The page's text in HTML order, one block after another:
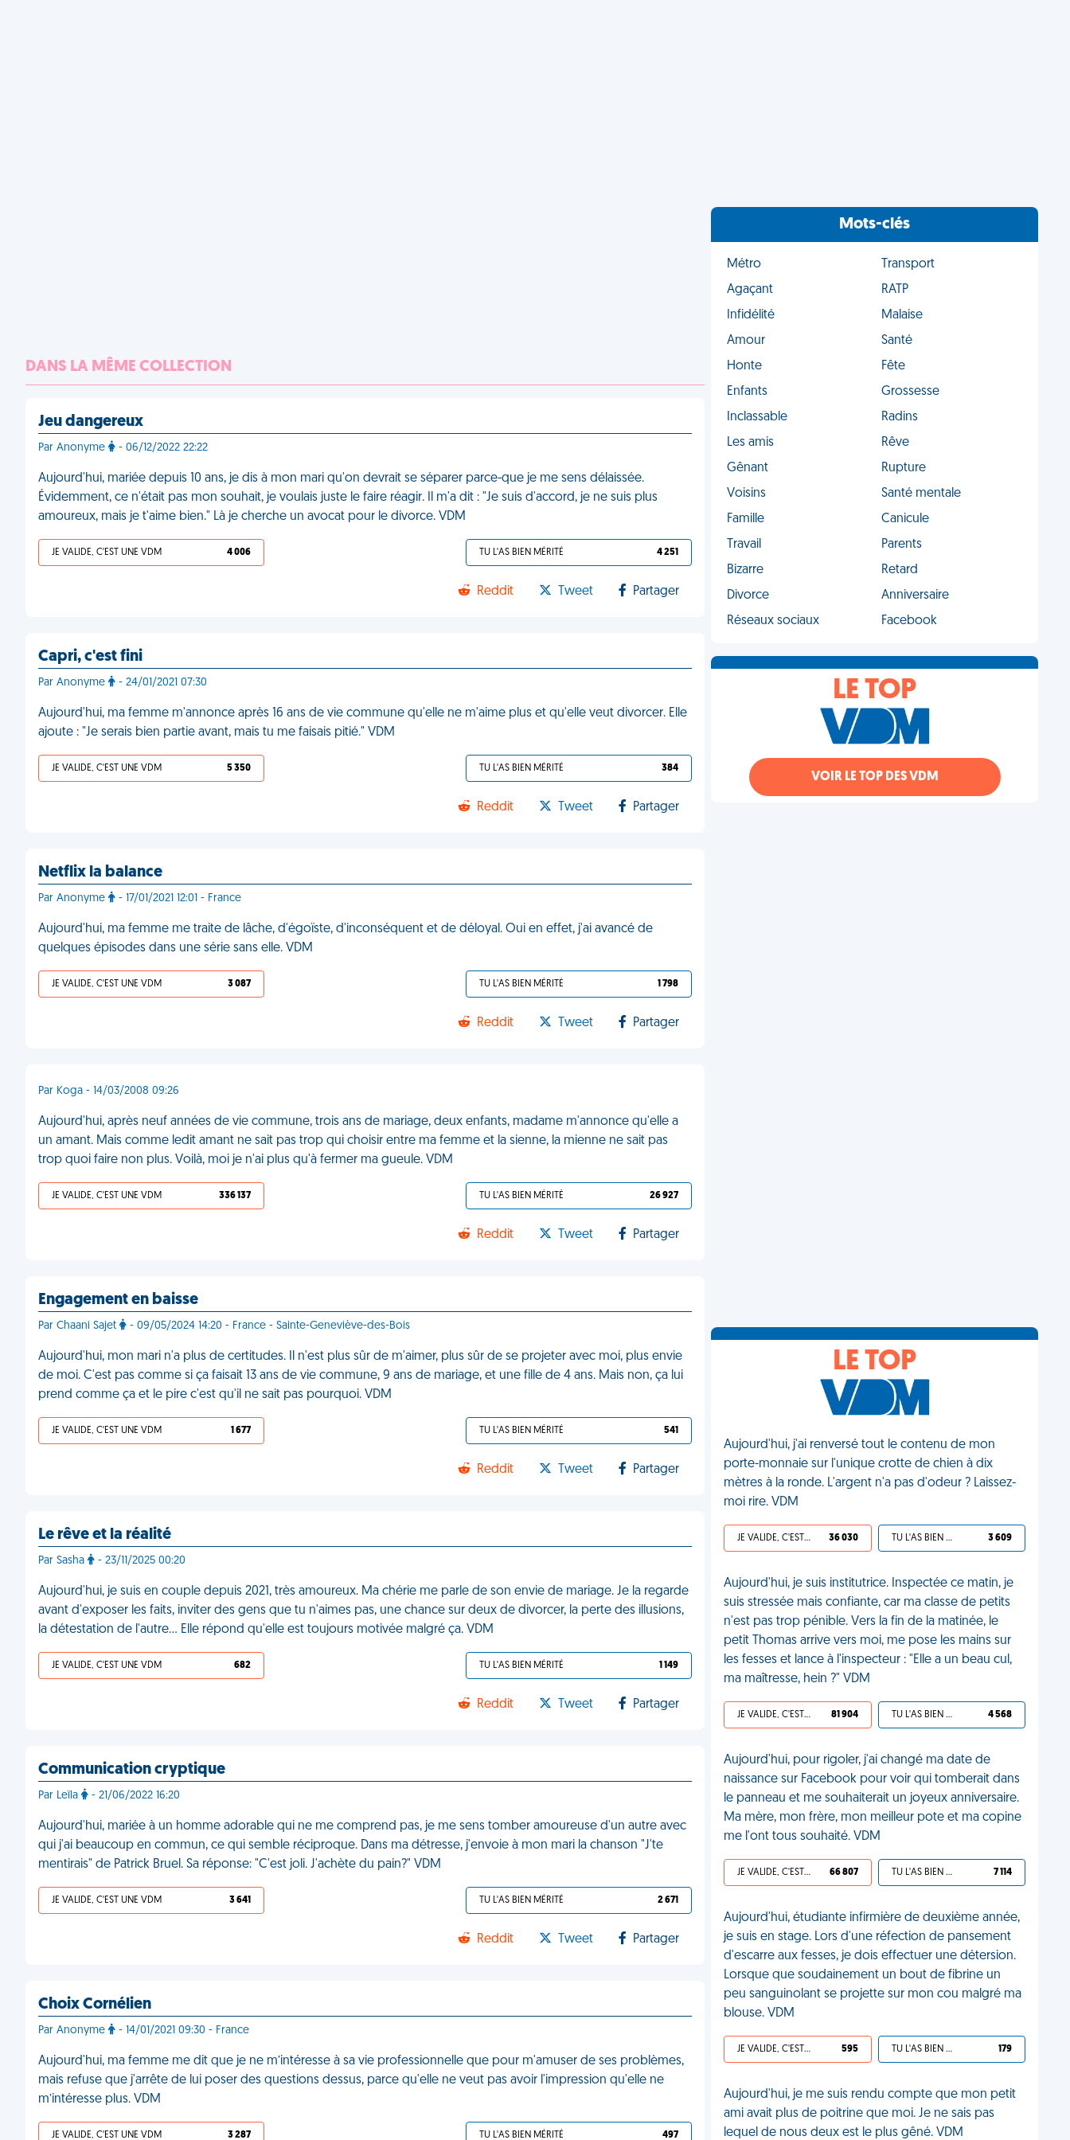
DANS LA MÊME COLLECTION
Jeu dangereux
Par Anonyme - 06/12/2022 22:22
Aujourd'hui, mariée depuis 10 ans, je dis à mon mari qu'on devrait se séparer parce-que je me sens délaissée.
Évidemment, ce n'était pas mon souhait, je voulais juste le faire réagir. Il m'a dit : "Je suis d'accord, je ne suis plus
amoureux, mais je t'aime bien." Là je cherche un avocat pour le divorce. VDM
JE VALIDE, C'EST UNE VDM 4 006 TU L'AS BIEN MÉRITÉ 4 251
Reddit Tweet Partager
Capri, c'est fini
Par Anonyme - 24/01/2021 07:30
Aujourd'hui, ma femme m'annonce après 16 ans de vie commune qu'elle ne m'aime plus et qu'elle veut divorcer. Elle
ajoute : "Je serais bien partie avant, mais tu me faisais pitié." VDM
JE VALIDE, C'EST UNE VDM 5 350 TU L'AS BIEN MÉRITÉ 384
Reddit Tweet Partager
Netflix la balance
Par Anonyme - 17/01/2021 12:01 - France
Aujourd'hui, ma femme me traite de lâche, d'égoïste, d'inconséquent et de déloyal. Oui en effet, j'ai avancé de
quelques épisodes dans une série sans elle. VDM
JE VALIDE, C'EST UNE VDM 3 087 TU L'AS BIEN MÉRITÉ 1 798
Reddit Tweet Partager
Par Koga - 14/03/2008 09:26
Aujourd'hui, après neuf années de vie commune, trois ans de mariage, deux enfants, madame m'annonce qu'elle a
un amant. Mais comme ledit amant ne sait pas trop qui choisir entre ma femme et la sienne, la mienne ne sait pas
trop quoi faire non plus. Voilà, moi je n'ai plus qu'à fermer ma gueule. VDM
JE VALIDE, C'EST UNE VDM 336 137 TU L'AS BIEN MÉRITÉ 26 927
Reddit Tweet Partager
Engagement en baisse
Par Chaani Sajet - 09/05/2024 14:20 - France - Sainte-Geneviève-des-Bois
Aujourd'hui, mon mari n'a plus de certitudes. Il n'est plus sûr de m'aimer, plus sûr de se projeter avec moi, plus envie
de moi. C'est pas comme si ça faisait 13 ans de vie commune, 9 ans de mariage, et une fille de 4 ans. Mais non, ça lui
prend comme ça et le pire c'est qu'il ne sait pas pourquoi. VDM
JE VALIDE, C'EST UNE VDM 1 677 TU L'AS BIEN MÉRITÉ 541
Reddit Tweet Partager
Le rêve et la réalité
Par Sasha - 23/11/2025 00:20
Aujourd'hui, je suis en couple depuis 2021, très amoureux. Ma chérie me parle de son envie de mariage. Je la regarde
avant d'exposer les faits, inviter des gens que tu n'aimes pas, une chance sur deux de divorcer, la perte des illusions,
la détestation de l'autre… Elle répond qu'elle est toujours motivée malgré ça. VDM
JE VALIDE, C'EST UNE VDM 682 TU L'AS BIEN MÉRITÉ 1 149
Reddit Tweet Partager
Communication cryptique
Par Leïla - 21/06/2022 16:20
Aujourd'hui, mariée à un homme adorable qui ne me comprend pas, je me sens tomber amoureuse d'un autre avec
qui j'ai beaucoup en commun, ce qui semble réciproque. Dans ma détresse, j'envoie à mon mari la chanson "J'te
mentirais" de Patrick Bruel. Sa réponse: "C'est joli. J'achète du pain?" VDM
JE VALIDE, C'EST UNE VDM 3 641 TU L'AS BIEN MÉRITÉ 2 671
Reddit Tweet Partager
Choix Cornélien
Par Anonyme - 14/01/2021 09:30 - France
Aujourd'hui, ma femme me dit que je ne m’intéresse à sa vie professionnelle que pour m'amuser de ses problèmes,
mais refuse que j'arrête de lui poser des questions dessus, parce qu'elle ne veut pas avoir l'impression qu'elle ne
m’intéresse plus. VDM
JE VALIDE, C'EST UNE VDM 3 287 TU L'AS BIEN MÉRITÉ 497
Mots-clés
Métro
Transport
Agaçant
RATP
Infidélité
Malaise
Amour
Santé
Honte
Fête
Enfants
Grossesse
Inclassable
Radins
Les amis
Rêve
Gênant
Rupture
Voisins
Santé mentale
Famille
Canicule
Travail
Parents
Bizarre
Retard
Divorce
Anniversaire
Réseaux sociaux
Facebook
LE TOP
VOIR LE TOP DES VDM
LE TOP
Aujourd'hui, j'ai renversé tout le contenu de mon
porte-monnaie sur l'unique crotte de chien à dix
mètres à la ronde. L'argent n'a pas d'odeur ? Laissez-
moi rire. VDM
JE VALIDE, C'EST UNE VDM 36 030 TU L'AS BIEN MÉRITÉ 3 609
Aujourd'hui, je suis institutrice. Inspectée ce matin, je
suis stressée mais confiante, car ma classe de petits
n'est pas trop pénible. Vers la fin de la matinée, le
petit Thomas arrive vers moi, me pose les mains sur
les fesses et lance à l'inspecteur : "Elle a un beau cul,
ma maîtresse, hein ?" VDM
JE VALIDE, C'EST UNE VDM 81 904 TU L'AS BIEN MÉRITÉ 4 568
Aujourd'hui, pour rigoler, j'ai changé ma date de
naissance sur Facebook pour voir qui tomberait dans
le panneau et me souhaiterait un joyeux anniversaire.
Ma mère, mon frère, mon meilleur pote et ma copine
me l'ont tous souhaité. VDM
JE VALIDE, C'EST UNE VDM 66 807 TU L'AS BIEN MÉRITÉ 7 114
Aujourd'hui, étudiante infirmière de deuxième année,
je suis en stage. Lors d'une réfection de pansement
d'escarre aux fesses, je dois effectuer une détersion.
Lorsque que soudainement un bout de fibrine un
peu sanguinolant se projette sur mon cou malgré ma
blouse. VDM
JE VALIDE, C'EST UNE VDM 595 TU L'AS BIEN MÉRITÉ 179
Aujourd'hui, je me suis rendu compte que mon petit
ami avait plus de poitrine que moi. Je ne sais pas
lequel de nous deux est le plus gêné. VDM